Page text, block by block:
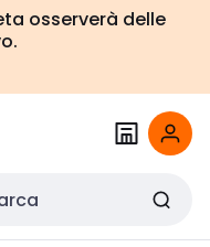
osserverà delle